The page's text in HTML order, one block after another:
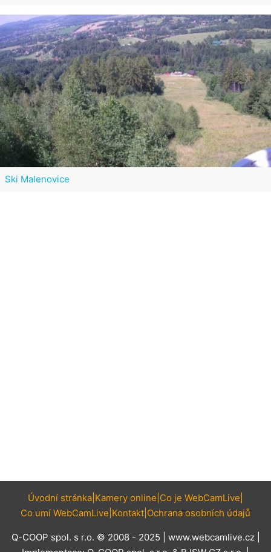
Ski Malenovice
Úvodní stránka Kamery online Co je WebCamLive
Co umí WebCamLive Kontakt Ochrana osobních údajů
Q-COOP spol. s r.o. © 2008 - 2025 | www.webcamlive.cz|